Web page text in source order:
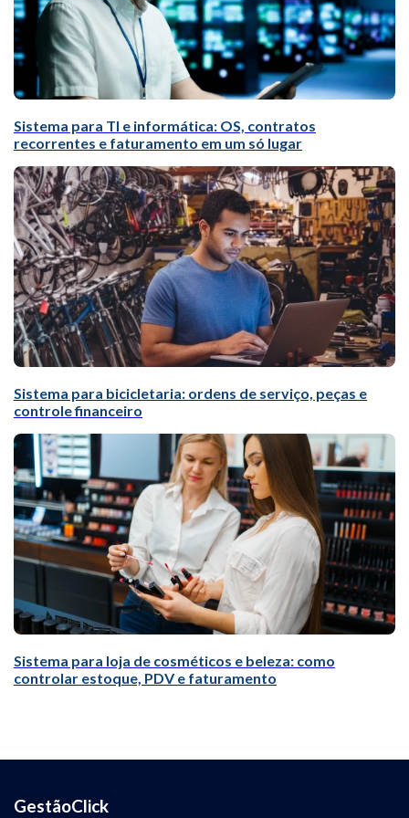
Sistema para TI e informática: OS, contratos
recorrentes e faturamento em um só lugar
Sistema para bicicletaria: ordens de serviço, peças e
controle financeiro
Sistema para loja de cosméticos e beleza: como
controlar estoque, PDV e faturamento
GestãoClick